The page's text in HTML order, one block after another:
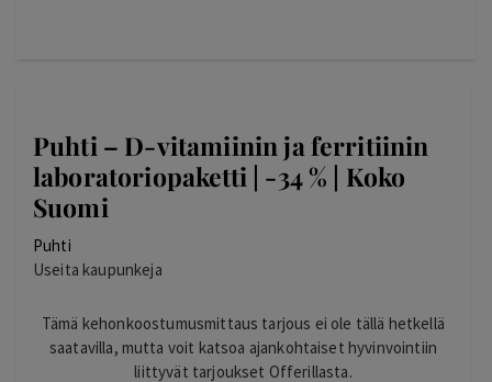
Puhti – D-vitamiinin ja ferritiinin
laboratoriopaketti | -34 % | Koko
Suomi
Puhti
Useita kaupunkeja
Tämä kehonkoostumusmittaus tarjous ei ole tällä hetkellä
saatavilla, mutta voit katsoa ajankohtaiset hyvinvointiin
liittyvät tarjoukset Offerillasta.